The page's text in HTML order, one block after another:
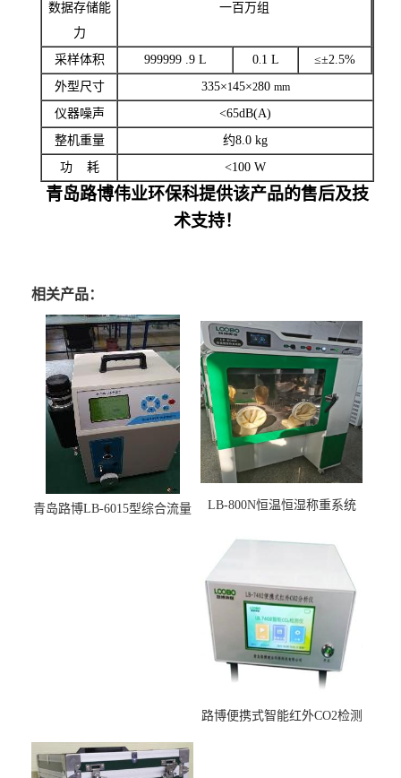
数据存储能
力
一百万组
采样体积 999999 .9 L 0.1 L
≤±2.5%
外型尺寸
335×145×280 mm
仪器噪声
<65dB(A)
整机重量
约8.0 kg
功 耗
<100 W
青岛路博伟业环保科提供该产品的售后及技
术支持！
相关产品：
青岛路博LB-6015型综合流量
LB-800N恒温恒湿称重系统
路博便携式智能红外CO2检测